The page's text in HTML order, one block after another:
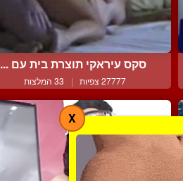
סקס עיראקי תוצרת בית עם ...
27777 צפיות | 33 המלצות
X